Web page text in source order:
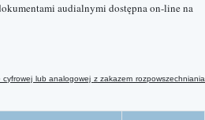
audialnymi dostępna on-line na
cyfrowej lub analogowej zzakazem rozpowszechniania